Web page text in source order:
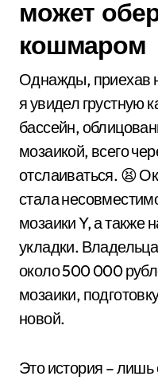
может
кошмаром
Однажды, приехав
я увидел грустную
бассейн,
мозаикой, всего
отслаиваться. 😫
стала
мозаики Y, а также
укладки.
около 500 000
мозаики,
новой.
Это история –